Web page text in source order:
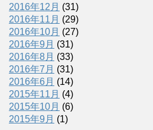
2016年12月 (31)
2016年11月 (29)
2016年10月 (27)
2016年9月 (31)
2016年8月 (33)
2016年7月 (31)
2016年6月 (14)
2015年11月 (4)
2015年10月 (6)
2015年9月 (1)